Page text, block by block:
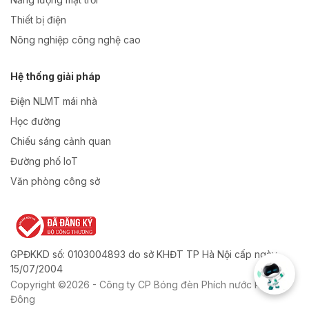
Thiết bị điện
Nông nghiệp công nghệ cao
Hệ thống giải pháp
Điện NLMT mái nhà
Học đường
Chiếu sáng cảnh quan
Đường phố IoT
Văn phòng công sở
GPĐKKD số: 0103004893 do sở KHĐT TP Hà Nội cấp ngày
15/07/2004
Copyright ©2026 - Công ty CP Bóng đèn Phích nước Rạng
Đông